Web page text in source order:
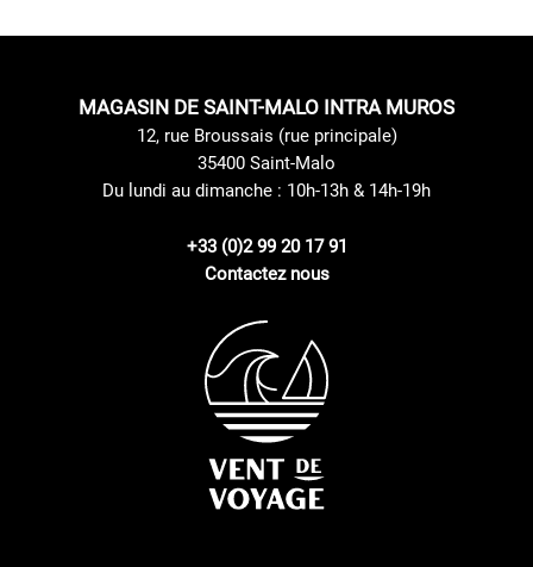
MAGASIN DE SAINT-MALO INTRA MUROS
12, rue Broussais (rue principale)
35400 Saint-Malo
Du lundi au dimanche : 10h-13h & 14h-19h
+33 (0)2 99 20 17 91
Contactez nous